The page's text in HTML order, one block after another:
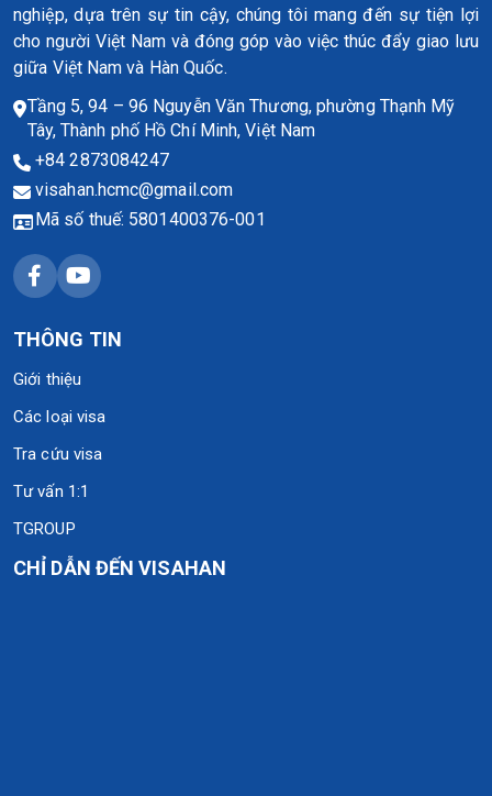
nghiệp, dựa trên sự tin cậy, chúng tôi mang đến sự tiện lợi
cho người Việt Nam và đóng góp vào việc thúc đẩy giao lưu
giữa Việt Nam và Hàn Quốc.
Tầng 5, 94 – 96 Nguyễn Văn Thương, phường Thạnh Mỹ
Tây, Thành phố Hồ Chí Minh, Việt Nam
+84 2873084247
visahan.hcmc@gmail.com
Mã số thuế: 5801400376-001
THÔNG TIN
Giới thiệu
Các loại visa
Tra cứu visa
Tư vấn 1:1
TGROUP
CHỈ DẪN ĐẾN VISAHAN